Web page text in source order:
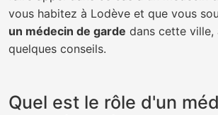
vous habitez à Lodève et que vous
un médecin de garde dans cette ville,
quelques conseils.
Quel est le rôle d'un